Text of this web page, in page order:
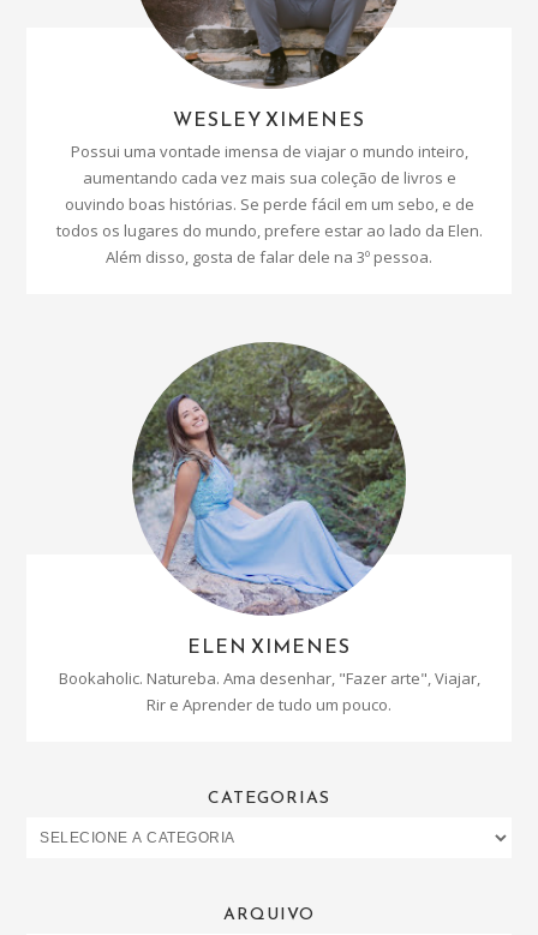
WESLEY XIMENES
Possui uma vontade imensa de viajar o mundo inteiro,
aumentando cada vez mais sua coleção de livros e
ouvindo boas histórias. Se perde fácil em um sebo, e de
todos os lugares do mundo, prefere estar ao lado da Elen.
Além disso, gosta de falar dele na 3º pessoa.
ELEN XIMENES
Bookaholic. Natureba. Ama desenhar, "Fazer arte", Viajar,
Rir e Aprender de tudo um pouco.
CATEGORIAS
ARQUIVO